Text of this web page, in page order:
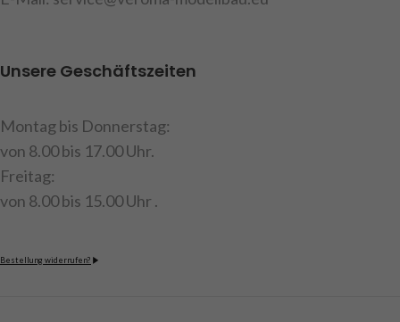
Unsere Geschäftszeiten
Montag bis Donnerstag:
von 8.00 bis 17.00 Uhr.
Freitag:
von 8.00 bis 15.00 Uhr .
Bestellung widerrufen?